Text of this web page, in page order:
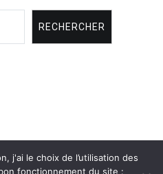
RECHERCHER
Rencontres .
j'ai le choix de l’utilisation des
fonctionnement du site :